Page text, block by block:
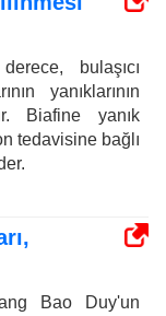
bulaşıcı
yanıklarının
Biafine yanık
tedavisine bağlı
Bao Duy'un